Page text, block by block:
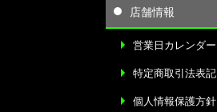
店舗情報
営業日カレンダー
特定商取引法表記
個人情報保護方針